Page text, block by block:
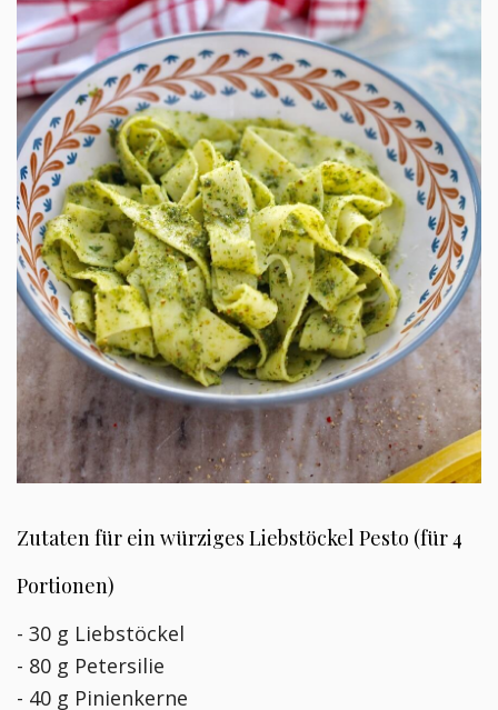
Zutaten für ein würziges Liebstöckel Pesto (für 4
Portionen)
- 30 g Liebstöckel
- 80 g Petersilie
- 40 g Pinienkerne